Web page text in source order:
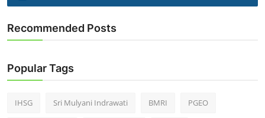
Recommended Posts
Popular Tags
IHSG Sri Mulyani Indrawati BMRI PGEO